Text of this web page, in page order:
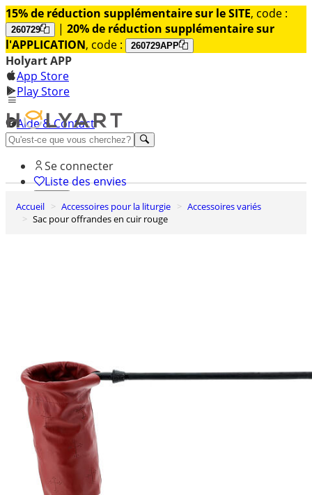
15% de réduction supplémentaire sur le SITE, code :
260729 | 20% de réduction supplémentaire sur
l'APPLICATION, code : 260729APP
Holyart APP
App Store
Play Store
Aide & Contact
Découvrez Premium
Se connecter
Liste des envies
0
Panier
Accueil Accessoires pour la liturgie
Accessoires variés
Sac pour offrandes en cuir rouge